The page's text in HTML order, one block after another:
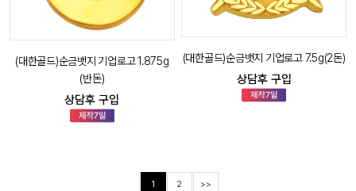
(대한골드)순금뱃지 기업로고 1.875g
(반돈)
상담후 구입
(대한골드)순금뱃지 기업로고 7.5g(2돈)
상담후 구입
1 2 >>